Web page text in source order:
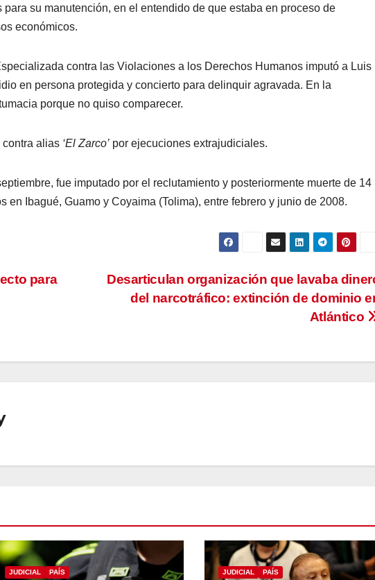
su manutención, en el entendido de que estaba en proceso de
económicos.
contra las Violaciones a los Derechos Humanos imputó a Luis
en persona protegida y concierto para delinquir agravada. En la
porque no quiso comparecer.
contra alias ‘El Zarco’ por ejecuciones extrajudiciales.
fue imputado por el reclutamiento y posteriormente muerte de 14
en Ibagué, Guamo y Coyaima (Tolima), entre febrero y junio de 2008.
Desarticulan organización que lavaba
del narcotráfico: extinción de dominio
Atlántico
para
JUDICIAL PAÍS JUDICIAL PAÍS